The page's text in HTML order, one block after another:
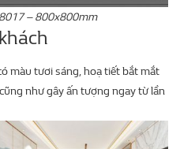
– 800x800mm
màu tươi sáng, hoạ tiết bắt mắt
như gây ấn tượng ngay từ lần